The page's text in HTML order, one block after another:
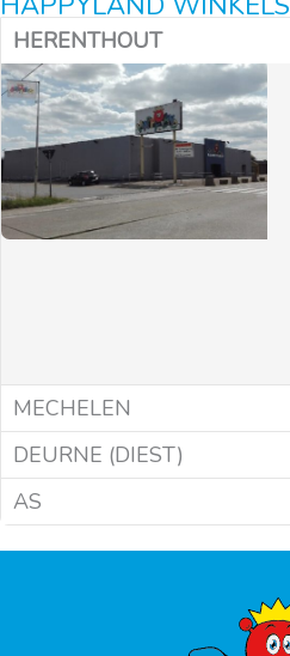
HERENTHOUT
MECHELEN
DEURNE (DIEST)
AS